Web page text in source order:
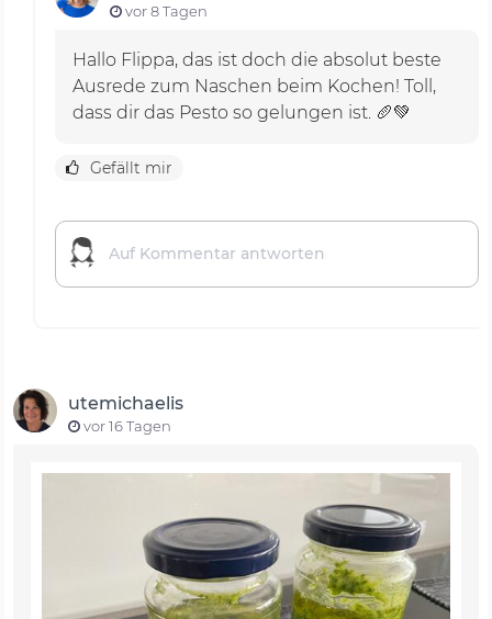
vor 8 Tagen
Hallo Flippa, das ist doch die absolut beste
Ausrede zum Naschen beim Kochen! Toll,
dass dir das Pesto so gelungen ist. 🥖💚
Gefällt mir
utemichaelis
vor 16 Tagen